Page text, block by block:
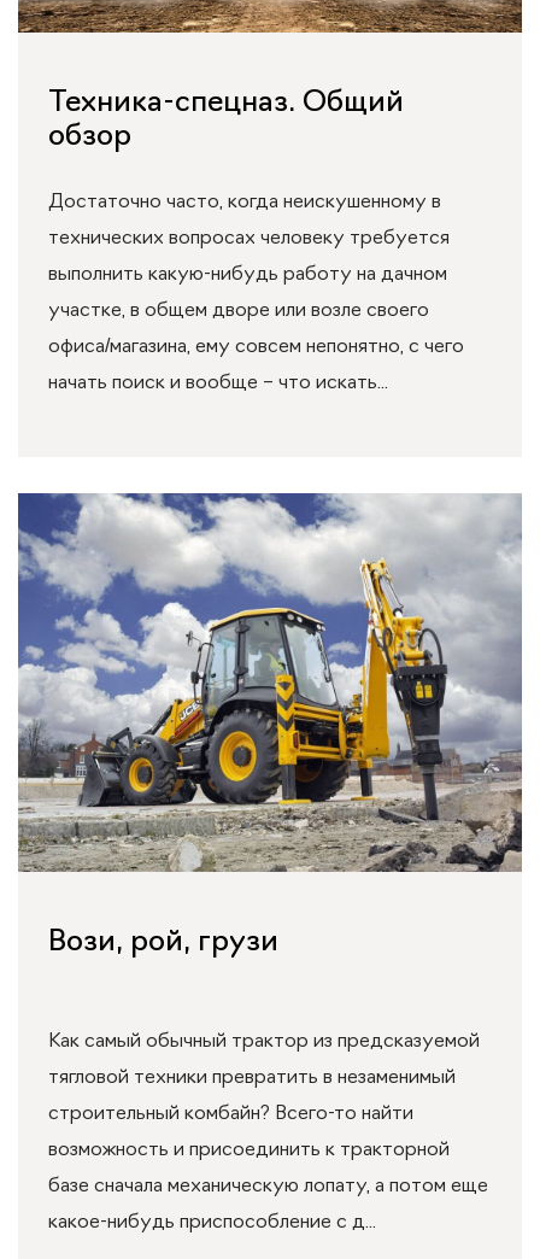
Техника-спецназ. Общий
обзор
Достаточно часто, когда неискушенному в
технических вопросах человеку требуется
выполнить какую-нибудь работу на дачном
участке, в общем дворе или возле своего
офиса/магазина, ему совсем непонятно, с чего
начать поиск и вообще – что искать...
Вози, рой, грузи
Как самый обычный трактор из предсказуемой
тягловой техники превратить в незаменимый
строительный комбайн? Всего-то найти
возможность и присоединить к тракторной
базе сначала механическую лопату, а потом еще
какое-нибудь приспособление с д...